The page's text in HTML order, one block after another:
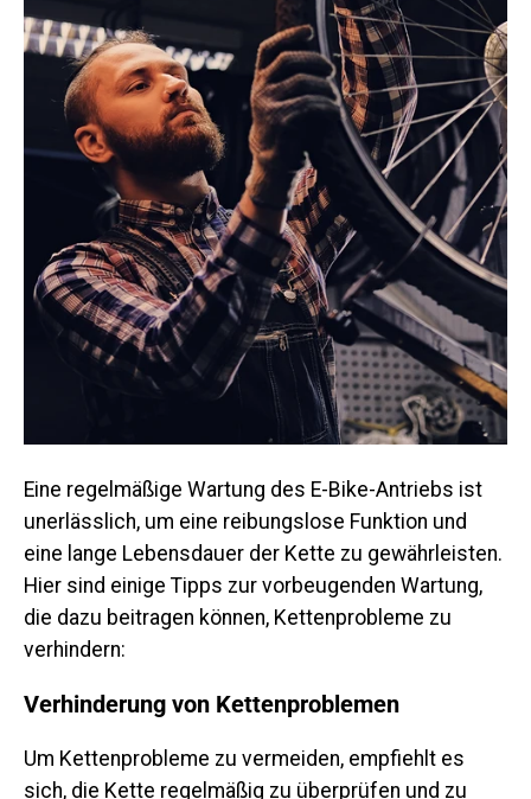
Eine regelmäßige Wartung des E-Bike-Antriebs ist
unerlässlich, um eine reibungslose Funktion und
eine lange Lebensdauer der Kette zu gewährleisten.
Hier sind einige Tipps zur vorbeugenden Wartung,
die dazu beitragen können, Kettenprobleme zu
verhindern:
Verhinderung von Kettenproblemen
Um Kettenprobleme zu vermeiden, empfiehlt es
sich, die Kette regelmäßig zu überprüfen und zu